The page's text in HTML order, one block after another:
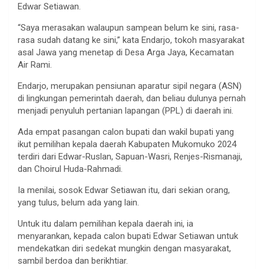
Edwar Setiawan.
“Saya merasakan walaupun sampean belum ke sini, rasa-
rasa sudah datang ke sini,” kata Endarjo, tokoh masyarakat
asal Jawa yang menetap di Desa Arga Jaya, Kecamatan
Air Rami.
Endarjo, merupakan pensiunan aparatur sipil negara (ASN)
di lingkungan pemerintah daerah, dan beliau dulunya pernah
menjadi penyuluh pertanian lapangan (PPL) di daerah ini.
Ada empat pasangan calon bupati dan wakil bupati yang
ikut pemilihan kepala daerah Kabupaten Mukomuko 2024
terdiri dari Edwar-Ruslan, Sapuan-Wasri, Renjes-Rismanaji,
dan Choirul Huda-Rahmadi.
Ia menilai, sosok Edwar Setiawan itu, dari sekian orang,
yang tulus, belum ada yang lain.
Untuk itu dalam pemilihan kepala daerah ini, ia
menyarankan, kepada calon bupati Edwar Setiawan untuk
mendekatkan diri sedekat mungkin dengan masyarakat,
sambil berdoa dan berikhtiar.